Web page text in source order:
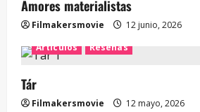
Amores materialistas
Filmakersmovie
12 junio, 2026
Artículos
Reseñas
Tár
Filmakersmovie
12 mayo, 2026